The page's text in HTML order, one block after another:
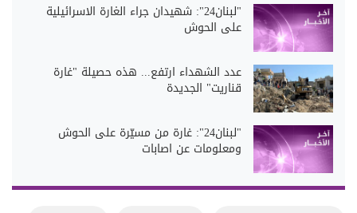
"لبنان24": شهيدان جراء الغارة الاسرائيلية
على الحوش
عدد الشهداء ارتفع... هذه حصيلة "غارة
قناريت" الجديدة
"لبنان24": غارة من مسيّرة على الحوش
ومعلومات عن اصابات